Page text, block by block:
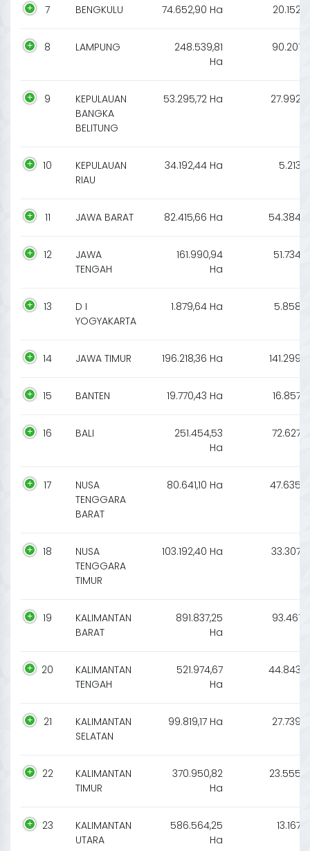
7 BENGKULU 74.652,90 Ha 20.152
8 LAMPUNG
248.539,81
Ha
90.201
9
KEPULAUAN
BANGKA
BELITUNG
53.295,72 Ha 27.992
10
KEPULAUAN
RIAU
34.192,44 Ha 5.213
11 JAWA BARAT 82.415,66 Ha 54.384
12
JAWA
TENGAH
161.990,94
Ha
51.734
13
D I
YOGYAKARTA
1.879,64 Ha 5.858
14 JAWA TIMUR 196.218,36 Ha 141.299
15 BANTEN 19.770,43 Ha 16.857
16 BALI
251.454,53
Ha
72.627
17
NUSA
TENGGARA
BARAT
80.641,10 Ha 47.635
18
NUSA
TENGGARA
TIMUR
103.192,40 Ha 33.307
19
KALIMANTAN
BARAT
891.837,25
Ha
93.461
20
KALIMANTAN
TENGAH
521.974,67
Ha
44.843
21
KALIMANTAN
SELATAN
99.819,17 Ha 27.739
22
KALIMANTAN
TIMUR
370.950,82
Ha
23.555
23
KALIMANTAN
UTARA
586.564,25
Ha
13.167